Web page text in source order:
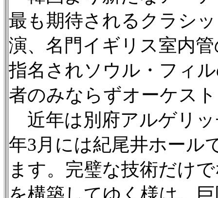
最も期待されるクラシ
演、名門イギリス室内
指名されソウル・フィ
者のみならずオーケス
近年は別府アルゲリッ
年3月には紀尾井ホール
ます。完璧な技術だけ